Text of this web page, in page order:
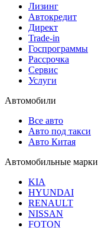
Лизинг
Автокредит
Директ
Trade-in
Госпрограммы
Рассрочка
Сервис
Услуги
Автомобили
Все авто
Авто под такси
Авто Китая
Автомобильные марки
KIA
HYUNDAI
RENAULT
NISSAN
FOTON